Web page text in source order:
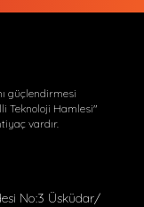
güçlendirmesi
Teknoloji Hamlesi"
vardır.
No:3 Üsküdar/